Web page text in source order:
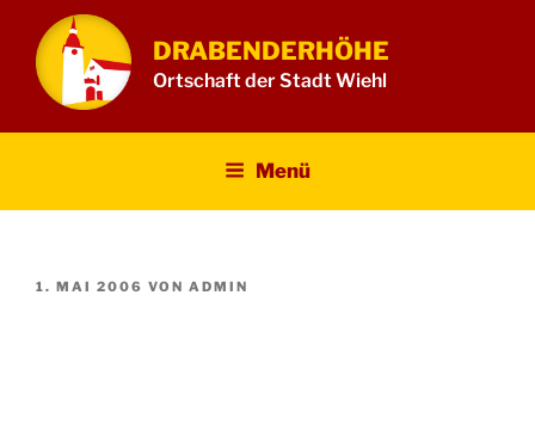
Inhalt
springen
DRABENDERHÖHE
Ortschaft der Stadt Wiehl
Menü
VERÖFFENTLICHT
1. MAI 2006 VON ADMIN